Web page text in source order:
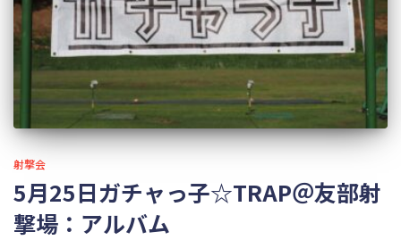
射撃会
5月25日ガチャっ子☆TRAP＠友部射
撃場：アルバム